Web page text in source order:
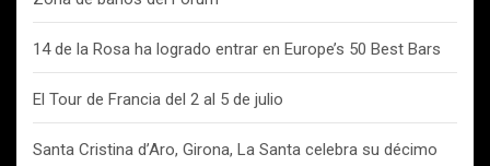
14 de la Rosa ha logrado entrar en Europe’s 50 Best Bars
El Tour de Francia del 2 al 5 de julio
Santa Cristina d’Aro, Girona, La Santa celebra su décimo